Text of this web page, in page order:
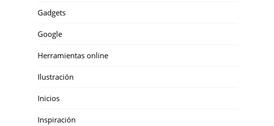
Gadgets
Google
Herramientas online
Ilustración
Inicios
Inspiración